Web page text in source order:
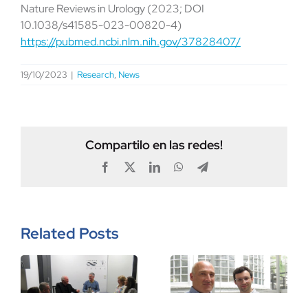
Nature Reviews in Urology (2023; DOI
10.1038/s41585-023-00820-4)
https://pubmed.ncbi.nlm.nih.gov/37828407/
19/10/2023 | Research, News
Compartilo en las redes!
Facebook LinkedInWhatsAppTelegram
Related Posts